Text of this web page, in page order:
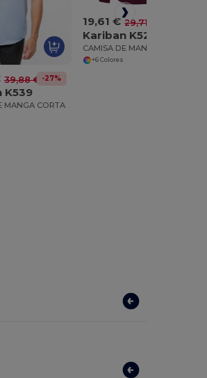
39,88 € -27%
K539
MANGA CORTA
19,61 € 29,71 €
Kariban K529
CAMISA DE MANGA LARGA
+6 Colores